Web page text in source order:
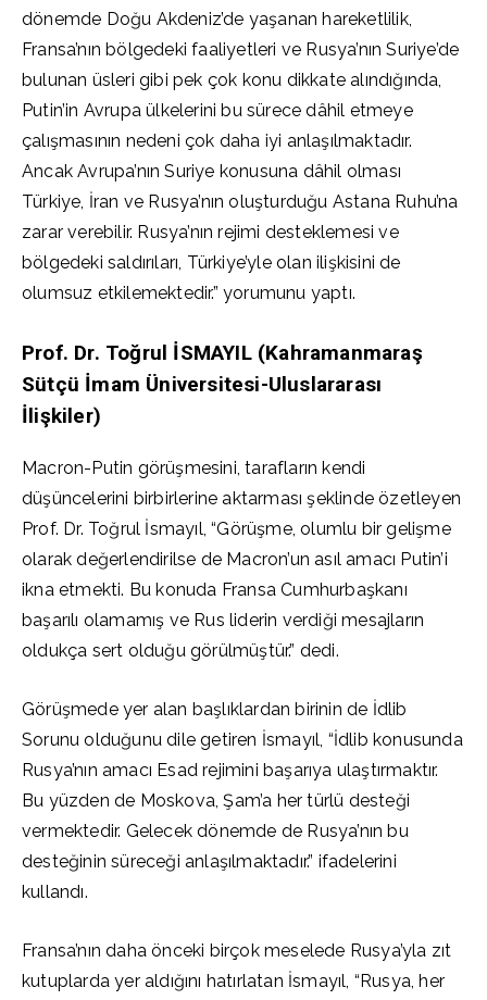
dönemde Doğu Akdeniz’de yaşanan hareketlilik,
Fransa’nın bölgedeki faaliyetleri ve Rusya’nın Suriye’de
bulunan üsleri gibi pek çok konu dikkate alındığında,
Putin’in Avrupa ülkelerini bu sürece dâhil etmeye
çalışmasının nedeni çok daha iyi anlaşılmaktadır.
Ancak Avrupa’nın Suriye konusuna dâhil olması
Türkiye, İran ve Rusya’nın oluşturduğu Astana Ruhu’na
zarar verebilir. Rusya’nın rejimi desteklemesi ve
bölgedeki saldırıları, Türkiye’yle olan ilişkisini de
olumsuz etkilemektedir.” yorumunu yaptı.
Prof. Dr. Toğrul İSMAYIL (Kahramanmaraş
Sütçü İmam Üniversitesi-Uluslararası
İlişkiler)
Macron-Putin görüşmesini, tarafların kendi
düşüncelerini birbirlerine aktarması şeklinde özetleyen
Prof. Dr. Toğrul İsmayıl, “Görüşme, olumlu bir gelişme
olarak değerlendirilse de Macron’un asıl amacı Putin’i
ikna etmekti. Bu konuda Fransa Cumhurbaşkanı
başarılı olamamış ve Rus liderin verdiği mesajların
oldukça sert olduğu görülmüştür.” dedi.
Görüşmede yer alan başlıklardan birinin de İdlib
Sorunu olduğunu dile getiren İsmayıl, “İdlib konusunda
Rusya’nın amacı Esad rejimini başarıya ulaştırmaktır.
Bu yüzden de Moskova, Şam’a her türlü desteği
vermektedir. Gelecek dönemde de Rusya’nın bu
desteğinin süreceği anlaşılmaktadır.” ifadelerini
kullandı.
Fransa’nın daha önceki birçok meselede Rusya’yla zıt
kutuplarda yer aldığını hatırlatan İsmayıl, “Rusya, her